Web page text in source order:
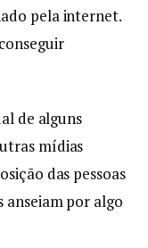
pela internet.
de alguns
mídias
das pessoas
anseiam por algo